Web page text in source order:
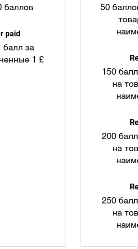
баллов
paid
балл за
1 £
50
150
на
200
на
250
на